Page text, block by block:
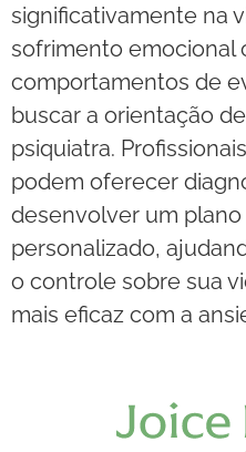
significativamente na
sofrimento emocional
comportamentos de
buscar a orientação
psiquiatra.
podem oferecer
desenvolver um
personalizado,
o controle sobre sua
mais eficaz com a